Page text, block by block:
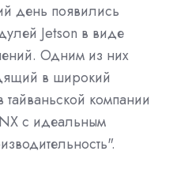
день появились
Jetson в виде
Одним из них
в широкий
компании
с идеальным